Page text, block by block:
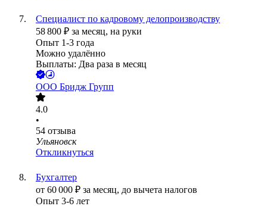
Специалист по кадровому делопроизводству
58 800 ₽ за месяц, на руки
Опыт 1-3 года
Можно удалённо
Выплаты: Два раза в месяц
ООО Бридж Групп
4.0
•
54 отзыва
Ульяновск
Откликнуться
Бухгалтер
от 60 000 ₽ за месяц, до вычета налогов
Опыт 3-6 лет